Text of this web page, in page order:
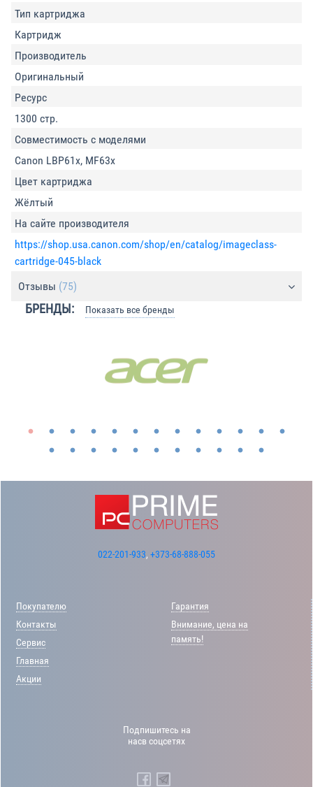
Тип картриджа
Картридж
Производитель
Оригинальный
Ресурс
1300 стр.
Совместимость с моделями
Canon LBP61x, MF63x
Цвет картриджа
Жёлтый
На сайте производителя
https://shop.usa.canon.com/shop/en/catalog/imageclass-
cartridge-045-black
Отзывы (75)
БРЕНДЫ: Показать все бренды
022-201-933, +373-68-888-055
Покупателю
Контакты
Сервис
Главная
Акции
Гарантия
Внимание, цена на
память!
Подпишитесь на
насв соцсетях